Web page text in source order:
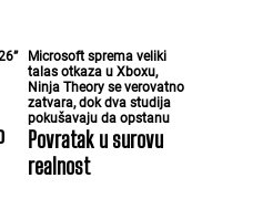
Microsoft sprema veliki
talas otkaza u Xboxu,
Ninja Theory se verovatno
zatvara, dok dva studija
pokušavaju da opstanu
Povratak u surovu
realnost